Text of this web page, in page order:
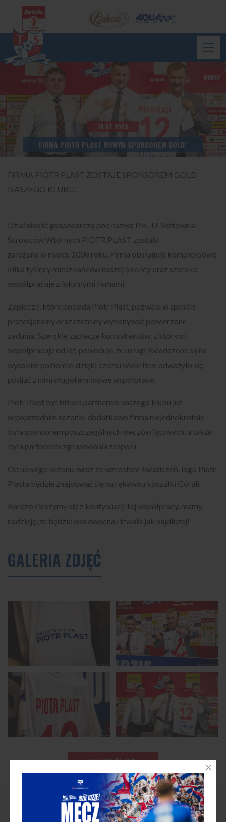
NEWSY
18.07.2023
FIRMA PIOTR PLAST NOWYM SPONSOREM GOLD!
FIRMA PIOTR PLAST ZOSTAJE SPONSOREM GOLD
NASZEGO KLUBU.
Działalność gospodarczą pod nazwą P.H.-U. Sortownia
Surowców Wtórnych PIOTR PLAST została
założona w marcu 2008 roku. Firma obsługuje kompleksowo
kilka tysięcy mieszkańców naszej okolicy oraz szeroko
współpracuje z lokalnymi firmami.
Zaplecze, które posiada Piotr Plast, pozwala w sposób
profesjonalny oraz rzetelny wykonywać powierzone
zadania. Szerokie zaplecze kontrahentów, z którymi
współpracuje od lat, powoduje, że usługi świadczone są na
wysokim poziomie, dzięki czemu wiele firm odważyło się
podjąć z nimi długoterminowe współprace.
Piotr Plast był biznes partnerem naszego klubu już
w poprzednim sezonie, dodatkowo firma niejednokrotnie
była sponsorem poszczególnych meczów ligowych, a także
była partnerem zgrupowania zespołu.
Od nowego sezonu, wraz ze wzrostem świadczeń, logo Piotr
Plasta będzie znajdować się na rękawku koszulki Górali.
Bardzo cieszymy się z kontynuacji tej współpracy, mamy
nadzieję, że będzie ona owocna i trwała jak najdłużej!
GALERIA ZDJĘĆ
powrót do listy
NASTĘPNY MECZ